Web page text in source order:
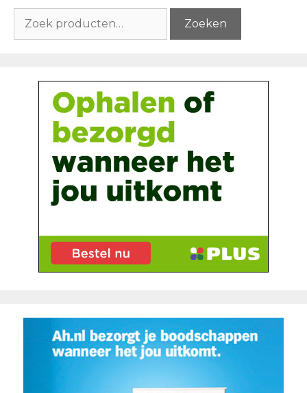
naar:
Zoeken